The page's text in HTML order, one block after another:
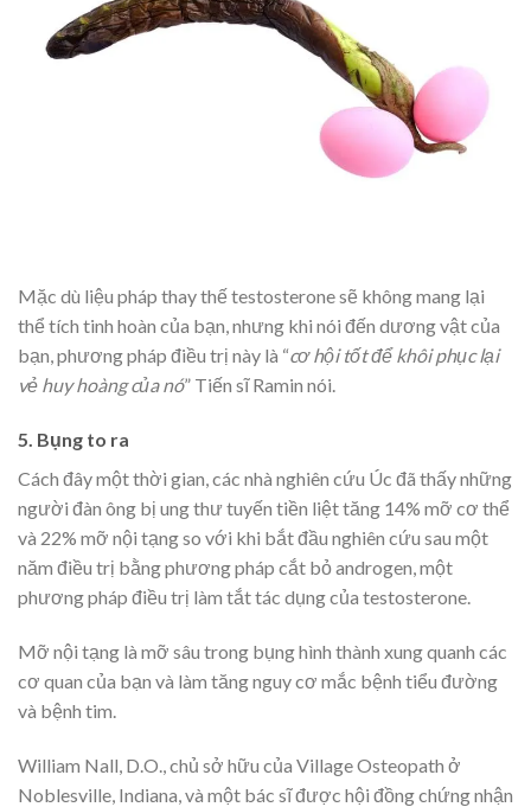
Mặc dù liệu pháp thay thế testosterone sẽ không mang lại
thể tích tinh hoàn của bạn, nhưng khi nói đến dương vật của
bạn, phương pháp điều trị này là “cơ hội tốt để khôi phục lại
vẻ huy hoàng của nó” Tiến sĩ Ramin nói.
5. Bụng to ra
Cách đây một thời gian, các nhà nghiên cứu Úc đã thấy những
người đàn ông bị ung thư tuyến tiền liệt tăng 14% mỡ cơ thể
và 22% mỡ nội tạng so với khi bắt đầu nghiên cứu sau một
năm điều trị bằng phương pháp cắt bỏ androgen, một
phương pháp điều trị làm tắt tác dụng của testosterone.
Mỡ nội tạng là mỡ sâu trong bụng hình thành xung quanh các
cơ quan của bạn và làm tăng nguy cơ mắc bệnh tiểu đường
và bệnh tim.
William Nall, D.O., chủ sở hữu của Village Osteopath ở
Noblesville, Indiana, và một bác sĩ được hội đồng chứng nhận